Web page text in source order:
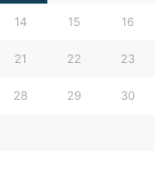
14 15 16
21 22 23
28 29 30